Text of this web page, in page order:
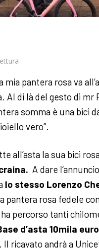
mia pantera rosa va
Al di là del gesto di mr
somma è una bici
vero”.
all’asta la sua bici
A dare
lo stesso Lorenzo
pantera rosa fedele
percorso tanti
d’asta 10mila
Il ricavato andrà a